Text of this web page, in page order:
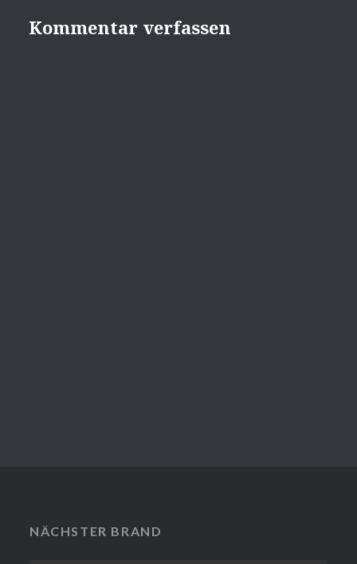
Kommentar verfassen
NÄCHSTER BRAND